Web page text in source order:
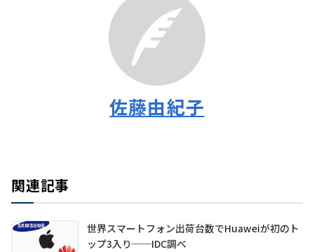
佐藤由紀子
関連記事
世界スマートフォン出荷台数でHuaweiが初のト
ップ3入り──IDC調べ